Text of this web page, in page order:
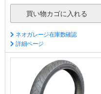
ネオガレージ在庫数確認
詳細ページ